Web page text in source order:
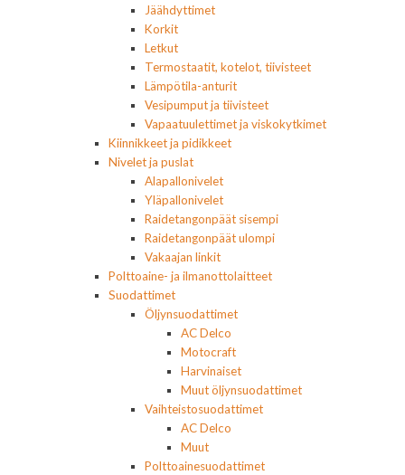
Jäähdyttimet
Korkit
Letkut
Termostaatit, kotelot, tiivisteet
Lämpötila-anturit
Vesipumput ja tiivisteet
Vapaatuulettimet ja viskokytkimet
Kiinnikkeet ja pidikkeet
Nivelet ja puslat
Alapallonivelet
Yläpallonivelet
Raidetangonpäät sisempi
Raidetangonpäät ulompi
Vakaajan linkit
Polttoaine- ja ilmanottolaitteet
Suodattimet
Öljynsuodattimet
AC Delco
Motocraft
Harvinaiset
Muut öljynsuodattimet
Vaihteistosuodattimet
AC Delco
Muut
Polttoainesuodattimet